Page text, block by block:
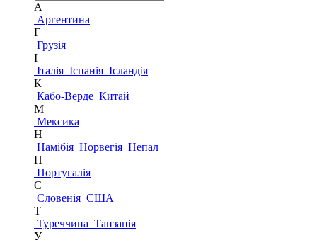
А
Аргентина
Г
Грузія
І
Італія Іспанія Ісландія
К
Кабо-Верде Китай
М
Мексика
Н
Намібія Норвегія Непал
П
Португалія
С
Словенія США
Т
Туреччина Танзанія
У